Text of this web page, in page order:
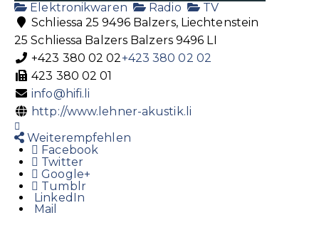
Elektronikwaren Radio
TV
Schliessa 25 9496 Balzers, Liechtenstein
25 Schliessa Balzers Balzers 9496 LI
+423 380 02 02+423 380 02 02
423 380 02 01
info@hifi.li
http://www.lehner-akustik.li
Weiterempfehlen
Facebook
Twitter
Google+
Tumblr
LinkedIn
Mail